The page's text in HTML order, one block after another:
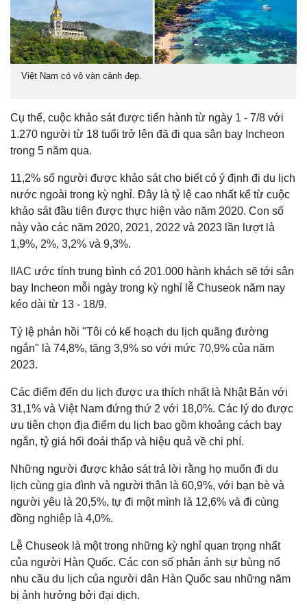
Việt Nam có vô vàn cảnh đẹp.
Cụ thể, cuộc khảo sát được tiến hành từ ngày 1 - 7/8 với
1.270 người từ 18 tuổi trở lên đã đi qua sân bay Incheon
trong 5 năm qua.
11,2% số người được khảo sát cho biết có ý định đi du lịch
nước ngoài trong kỳ nghỉ. Đây là tỷ lệ cao nhất kể từ cuộc
khảo sát đầu tiên được thực hiện vào năm 2020. Con số
này vào các năm 2020, 2021, 2022 và 2023 lần lượt là
1,9%, 2%, 3,2% và 9,3%.
IIAC ước tính trung bình có 201.000 hành khách sẽ tới sân
bay Incheon mỗi ngày trong kỳ nghỉ lễ Chuseok năm nay
kéo dài từ 13 - 18/9.
Tỷ lệ phản hồi "Tôi có kế hoạch du lịch quãng đường
ngắn" là 74,8%, tăng 3,9% so với mức 70,9% của năm
2023.
Các điểm đến du lịch được ưa thích nhất là Nhật Bản với
31,1% và Việt Nam đứng thứ 2 với 18,0%. Các lý do được
ưu tiên chọn địa điểm du lịch bao gồm khoảng cách bay
ngắn, tỷ giá hối đoái thấp và hiệu quả về chi phí.
Những người được khảo sát trả lời rằng họ muốn đi du
lịch cùng gia đình và người thân là 60,9%, với bạn bè và
người yêu là 20,5%, tự đi một mình là 12,6% và đi cùng
đồng nghiệp là 4,0%.
Lễ Chuseok là một trong những kỳ nghỉ quan trọng nhất
của người Hàn Quốc. Các con số phản ánh sự bùng nổ
nhu cầu du lịch của người dân Hàn Quốc sau những năm
bị ảnh hưởng bởi đại dịch.